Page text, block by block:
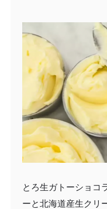
とろ生ガトーショコ
ーと北海道産生クリ